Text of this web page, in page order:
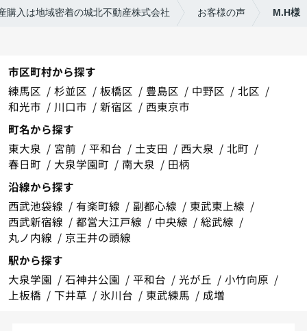
購入は地域密着の城北不動産株式会社 お客様の声 M.H様
市区町村から探す
練馬区
杉並区 板橋区 豊島区 中野区
北区
和光市
川口市 新宿区
西東京市
町名から探す
東大泉
宮前 平和台 土支田 西大泉
北町
春日町
大泉学園町 南大泉
田柄
沿線から探す
西武池袋線
有楽町線 副都心線
東武東上線
西武新宿線
都営大江戸線 中央線
総武線
丸ノ内線
京王井の頭線
駅から探す
大泉学園
石神井公園 平和台 光が丘
小竹向原
上板橋
下井草 氷川台 東武練馬 成増